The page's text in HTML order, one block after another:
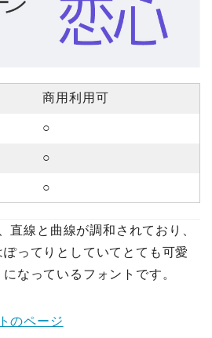
商用利用可
○
○
○
直線と曲線が調和されており、
ってりとしていてとても可愛
なっているフォントです。
のページ